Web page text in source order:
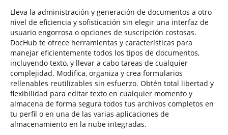
Lleva la administración y generación de documentos a otro
nivel de eficiencia y sofisticación sin elegir una interfaz de
usuario engorrosa o opciones de suscripción costosas.
DocHub te ofrece herramientas y características para
manejar eficientemente todos los tipos de documentos,
incluyendo texto, y llevar a cabo tareas de cualquier
complejidad. Modifica, organiza y crea formularios
rellenables reutilizables sin esfuerzo. Obtén total libertad y
flexibilidad para editar texto en cualquier momento y
almacena de forma segura todos tus archivos completos en
tu perfil o en una de las varias aplicaciones de
almacenamiento en la nube integradas.